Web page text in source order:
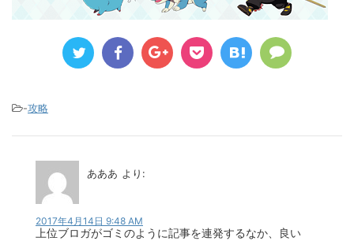
-攻略
あああ より:
2017年4月14日 9:48 AM
上位ブロガがゴミのように記事を連発するなか、良い